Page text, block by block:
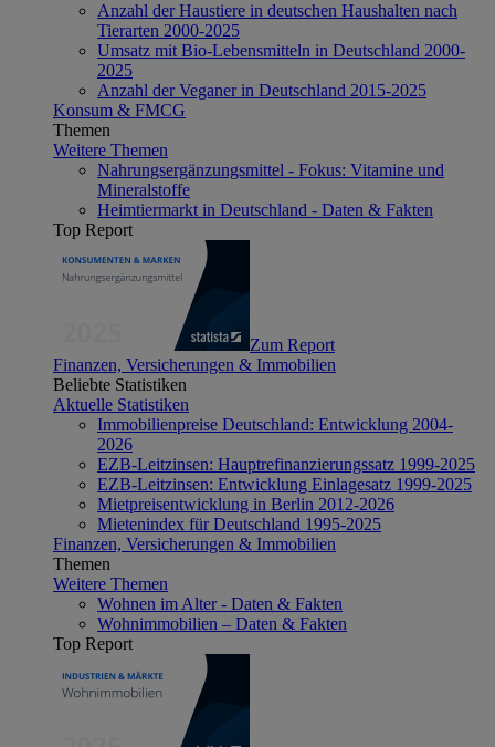
Anzahl der Haustiere in deutschen Haushalten nach
Tierarten 2000-2025
Umsatz mit Bio-Lebensmitteln in Deutschland 2000-
2025
Anzahl der Veganer in Deutschland 2015-2025
Konsum & FMCG
Themen
Weitere Themen
Nahrungsergänzungsmittel - Fokus: Vitamine und
Mineralstoffe
Heimtiermarkt in Deutschland - Daten & Fakten
Top Report
Zum Report
Finanzen, Versicherungen & Immobilien
Beliebte Statistiken
Aktuelle Statistiken
Immobilienpreise Deutschland: Entwicklung 2004-
2026
EZB-Leitzinsen: Hauptrefinanzierungssatz 1999-2025
EZB-Leitzinsen: Entwicklung Einlagesatz 1999-2025
Mietpreisentwicklung in Berlin 2012-2026
Mietenindex für Deutschland 1995-2025
Finanzen, Versicherungen & Immobilien
Themen
Weitere Themen
Wohnen im Alter - Daten & Fakten
Wohnimmobilien – Daten & Fakten
Top Report